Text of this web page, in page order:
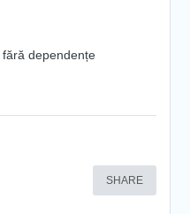
dependențe
SHARE